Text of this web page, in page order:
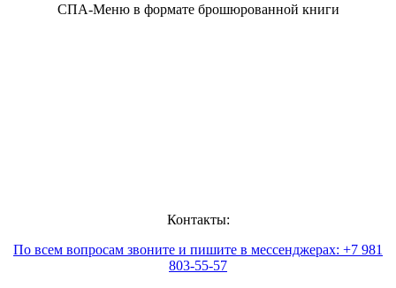
СПА-Меню в формате брошюрованной книги
Контакты:
По всем вопросам звоните и пишите в мессенджерах: +7 981
803-55-57